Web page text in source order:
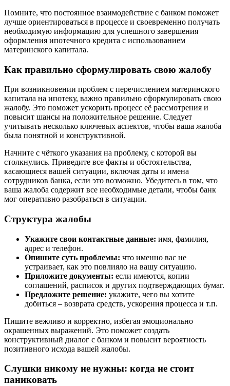
Помните, что постоянное взаимодействие с банком поможет
лучше ориентироваться в процессе и своевременно получать
необходимую информацию для успешного завершения
оформления ипотечного кредита с использованием
материнского капитала.
Как правильно сформулировать свою жалобу
При возникновении проблем с перечислением материнского
капитала на ипотеку, важно правильно сформулировать свою
жалобу. Это поможет ускорить процесс её рассмотрения и
повысит шансы на положительное решение. Следует
учитывать несколько ключевых аспектов, чтобы ваша жалоба
была понятной и конструктивной.
Начните с чёткого указания на проблему, с которой вы
столкнулись. Приведите все факты и обстоятельства,
касающиеся вашей ситуации, включая даты и имена
сотрудников банка, если это возможно. Убедитесь в том, что
ваша жалоба содержит все необходимые детали, чтобы банк
мог оперативно разобраться в ситуации.
Структура жалобы
Укажите свои контактные данные: имя, фамилия,
адрес и телефон.
Опишите суть проблемы: что именно вас не
устраивает, как это повлияло на вашу ситуацию.
Приложите документы: если имеются, копии
соглашений, расписок и других подтверждающих бумаг.
Предложите решение: укажите, чего вы хотите
добиться – возврата средств, ускорения процесса и т.п.
Пишите вежливо и корректно, избегая эмоционально
окрашенных выражений. Это поможет создать
конструктивный диалог с банком и повысит вероятность
позитивного исхода вашей жалобы.
Слушки никому не нужны: когда не стоит
паниковать